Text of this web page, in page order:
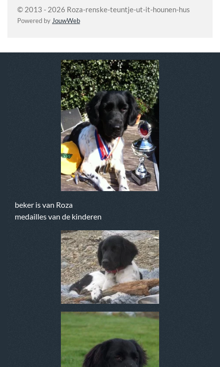
© 2013 - 2026 Roza-renske-teuntje-ut-it-hounen-hus
Powered by JouwWeb
beker is van Roza
medailles van de kinderen